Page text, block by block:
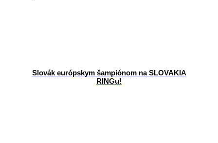
Slovák európskym šampiónom na SLOVAKIA
RINGu!